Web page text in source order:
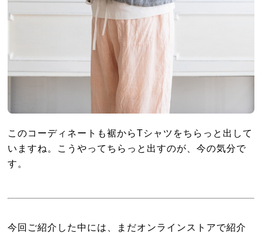
このコーディネートも裾からTシャツをちらっと出して
いますね。こうやってちらっと出すのが、今の気分で
す。
今回ご紹介した中には、まだオンラインストアで紹介